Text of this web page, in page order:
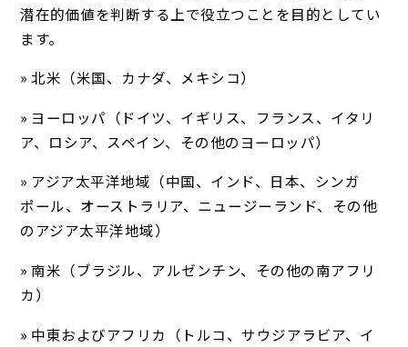
潜在的価値を判断する上で役立つことを目的としてい
ます。
» 北米（米国、カナダ、メキシコ）
» ヨーロッパ（ドイツ、イギリス、フランス、イタリ
ア、ロシア、スペイン、その他のヨーロッパ）
» アジア太平洋地域（中国、インド、日本、シンガ
ポール、オーストラリア、ニュージーランド、その他
のアジア太平洋地域）
» 南米（ブラジル、アルゼンチン、その他の南アフリ
カ）
» 中東およびアフリカ（トルコ、サウジアラビア、イ